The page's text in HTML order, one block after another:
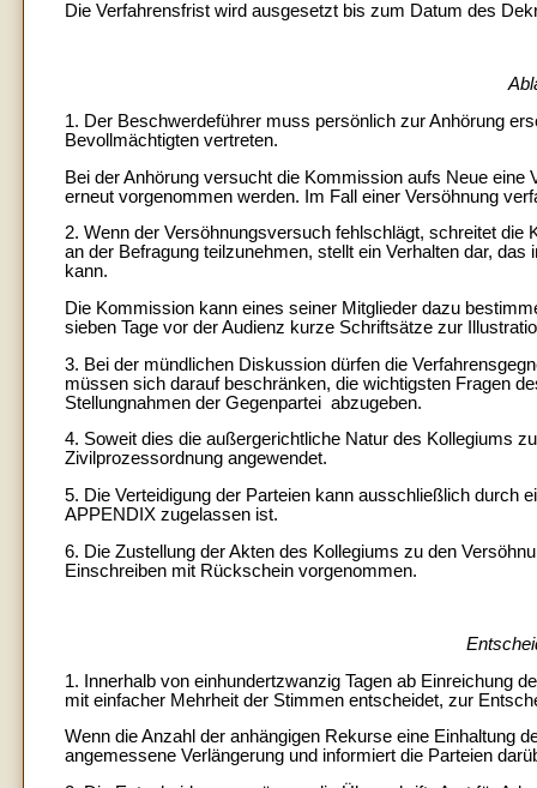
Die Verfahrensfrist wird ausgesetzt bis zum Datum des
1. Der Beschwerdeführer muss persönlich zur Anhörung
Bevollmächtigten vertreten.
Bei der Anhörung versucht die Kommission aufs Neue
erneut vorgenommen werden. Im Fall einer Versöhnung
2. Wenn der Versöhnungsversuch fehlschlägt, schreitet die
an der Befragung teilzunehmen, stellt ein Verhalten dar,
kann.
Die Kommission kann eines seiner Mitglieder dazu
sieben Tage vor der Audienz kurze Schriftsätze zur
3. Bei der mündlichen Diskussion dürfen die
müssen sich darauf beschränken, die wichtigsten Fragen
Stellungnahmen der Gegenpartei abzugeben.
4. Soweit dies die außergerichtliche Natur des Kollegiums
Zivilprozessordnung angewendet.
5. Die Verteidigung der Parteien kann ausschließlich durch
APPENDIX zugelassen ist.
6. Die Zustellung der Akten des Kollegiums zu den
Einschreiben mit Rückschein vorgenommen.
1. Innerhalb von einhundertzwanzig Tagen ab Einreichung
mit einfacher Mehrheit der Stimmen entscheidet, zur
Wenn die Anzahl der anhängigen Rekurse eine Einhaltung
angemessene Verlängerung und informiert die Parteien